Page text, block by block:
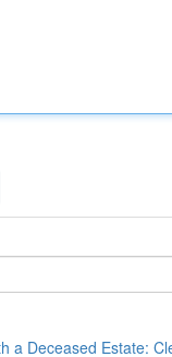
a Deceased Estate: